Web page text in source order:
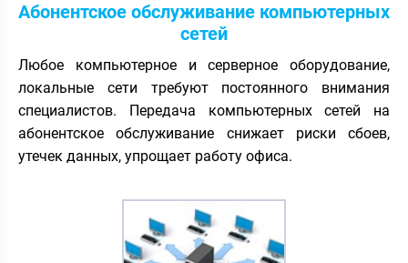
Абонентское обслуживание компьютерных
сетей
Любое компьютерное и серверное оборудование,
локальные сети требуют постоянного внимания
специалистов. Передача компьютерных сетей на
абонентское обслуживание снижает риски сбоев,
утечек данных, упрощает работу офиса.